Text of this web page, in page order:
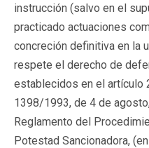
instrucción (salvo en el
practicado actuaciones
concreción definitiva en la
respete el derecho de
establecidos en el artículo
1398/1993, de 4 de
Reglamento del
Potestad Sancionadora,